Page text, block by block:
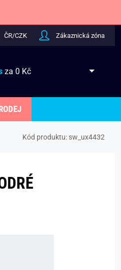
ČR/CZK Zákaznická zóna
za 0 Kč
Kód produktu: sw_ux4432